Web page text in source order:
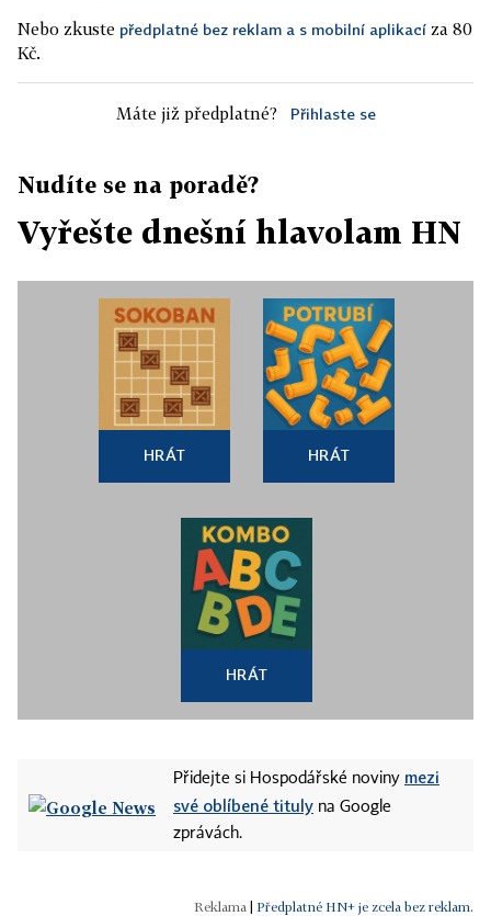
Nebo zkuste předplatné bez reklam a s mobilní aplikací za 80
Kč.
Máte již předplatné? Přihlaste se
Nudíte se na poradě?
Vyřešte dnešní hlavolam HN
HRÁT HRÁT
HRÁT
Přidejte si Hospodářské noviny mezi
své oblíbené tituly na Google
zprávách.
Předplatné HN+ je zcela bez reklam.